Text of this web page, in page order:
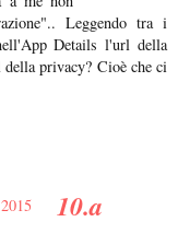
Leggendo tra i
Details l'url della
privacy? Cioè che ci